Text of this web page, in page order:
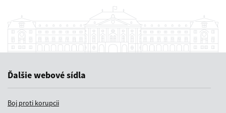
Ďalšie webové sídla
Boj proti korupcii